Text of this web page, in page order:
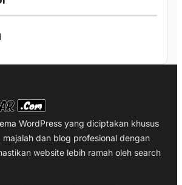
WordPress yang diciptakan khusus
dan blog profesional dengan
website lebih ramah oleh search